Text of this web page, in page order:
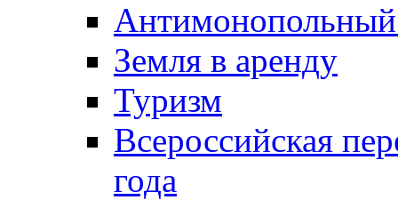
Антимонопольный
Земля в аренду
Туризм
Всероссийская
года